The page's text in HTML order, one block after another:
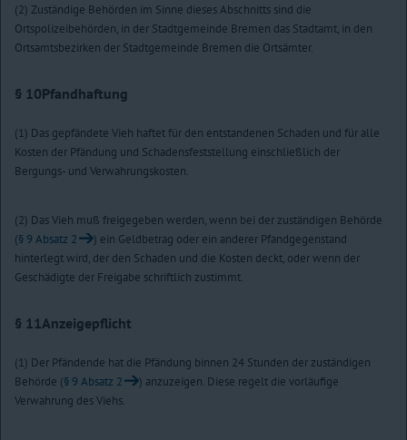
(2) Zuständige Behörden im Sinne dieses Abschnitts sind die
Ortspolizeibehörden, in der Stadtgemeinde Bremen das Stadtamt, in den
Ortsamtsbezirken der Stadtgemeinde Bremen die Ortsämter.
§ 10Pfandhaftung
(1) Das gepfändete Vieh haftet für den entstandenen Schaden und für alle
Kosten der Pfändung und Schadensfeststellung einschließlich der
Bergungs- und Verwahrungskosten.
(2) Das Vieh muß freigegeben werden, wenn bei der zuständigen Behörde
(§ 9 Absatz 2
) ein Geldbetrag oder ein anderer Pfandgegenstand
hinterlegt wird, der den Schaden und die Kosten deckt, oder wenn der
Geschädigte der Freigabe schriftlich zustimmt.
§ 11Anzeigepflicht
(1) Der Pfändende hat die Pfändung binnen 24 Stunden der zuständigen
Behörde (§ 9 Absatz 2
) anzuzeigen. Diese regelt die vorläufige
Verwahrung des Viehs.